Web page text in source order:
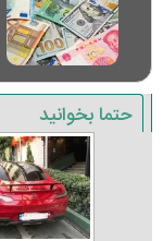
حتما بخوانید